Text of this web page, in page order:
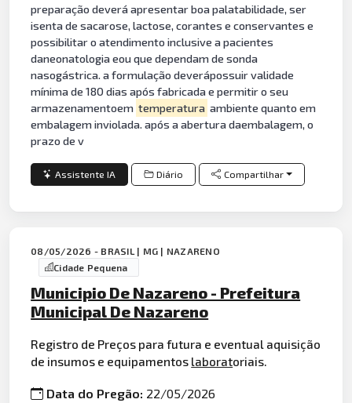
preparação deverá apresentar boa palatabilidade, ser
isenta de sacarose, lactose, corantes e conservantes e
possibilitar o atendimento inclusive a pacientes
daneonatologia eou que dependam de sonda
nasogástrica. a formulação deverápossuir validade
mínima de 180 dias após fabricada e permitir o seu
armazenamentoem temperatura ambiente quanto em
embalagem inviolada. após a abertura daembalagem, o
prazo de v
Assistente IA Diário Compartilhar
08/05/2026 - BRASIL | MG | NAZARENO
Cidade Pequena
Municipio De Nazareno - Prefeitura
Municipal De Nazareno
Registro de Preços para futura e eventual aquisição
de insumos e equipamentos laboratoriais.
Data do Pregão: 22/05/2026